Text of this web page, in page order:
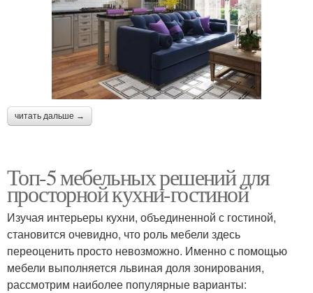
читать дальше →
Топ-5 мебельных решений для
просторной кухни-гостиной
Изучая интерьеры кухни, объединенной с гостиной,
становится очевидно, что роль мебели здесь
переоценить просто невозможно. Именно с помощью
мебели выполняется львиная доля зонирования,
рассмотрим наиболее популярные варианты: